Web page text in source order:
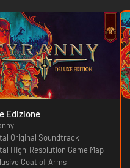
Edizione
Original Soundtrack
High-Resolution Game Map
Coat of Arms